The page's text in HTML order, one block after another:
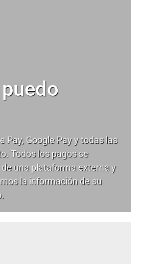
Pay, Google Pay y todas las
Todos los pagos se
una plataforma externa y
la información de su